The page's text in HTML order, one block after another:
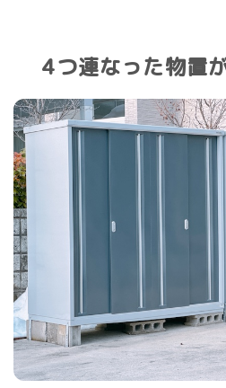
4つ連なった物置